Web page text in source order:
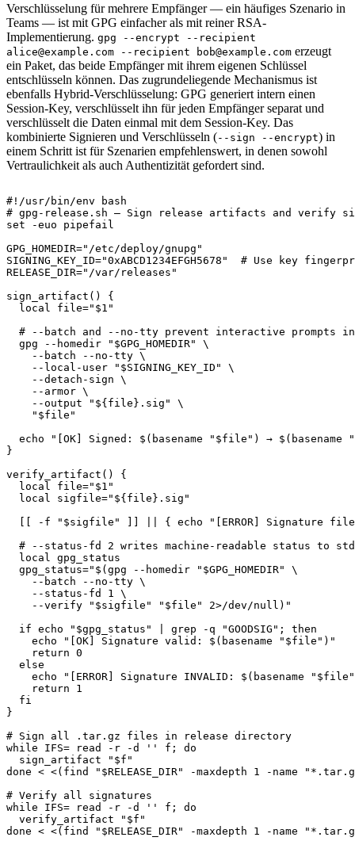
Verschlüsselung für mehrere Empfänger — ein häufiges Szenario in
Teams — ist mit GPG einfacher als mit reiner RSA-
Implementierung. gpg --encrypt --recipient
alice@example.com --recipient bob@example.com erzeugt
ein Paket, das beide Empfänger mit ihrem eigenen Schlüssel
entschlüsseln können. Das zugrundeliegende Mechanismus ist
ebenfalls Hybrid-Verschlüsselung: GPG generiert intern einen
Session-Key, verschlüsselt ihn für jeden Empfänger separat und
verschlüsselt die Daten einmal mit dem Session-Key. Das
kombinierte Signieren und Verschlüsseln (--sign --encrypt) in
einem Schritt ist für Szenarien empfehlenswert, in denen sowohl
Vertraulichkeit als auch Authentizität gefordert sind.
#!/usr/bin/env bash
# gpg-release.sh — Sign release artifacts and verify
set
-euo pipefail
GPG_HOMEDIR="/etc/deploy/gnupg"
SIGNING_KEY_ID="0xABCD1234EFGH5678"
# Use key
RELEASE_DIR="/var/releases"
sign_artifact ( )
{
local
file=" $1 "
# --batch and --no-tty prevent interactive prompts
  gpg
--homedir " $GPG_HOMEDIR"
\
--batch --no-tty \
    --local-user
" $SIGNING_KEY_ID "
\
    --detach-sign
\
--armor \
--output
" ${file} .sig"
\
" $file "
echo
"[OK] Signed: $( basename " $file " ) → $( basename
"
}
verify_artifact ( )
{
local
file=" $1 "
local
sigfile=" ${file} .sig"
-f " $sigfile " { echo
"[ERROR] Signature
# --status-fd 2 writes machine-readable status to
local gpg_status
gpg_status=" $( gpg --homedir " $GPG_HOMEDIR"
\
--batch --no-tty \
    --status-fd
1 \
--verify
" $sigfile " " $file " 2>/dev/null ) "
if echo " $gpg_status " grep -q "GOODSIG" ;
then
echo
"[OK] Signature valid: $( basename " $file " ) "
return 0
else
echo
"[ERROR] Signature INVALID: $( basename " $file "
return
1
fi
}
# Sign all .tar.gz files in release directory
while
IFS= read -r -d '' f ;
do
  sign_artifact
" $f "
done < <( find " $RELEASE_DIR" -maxdepth 1 -name
# Verify all signatures
while
IFS= read -r -d '' f ;
do
  verify_artifact
" $f "
done < <( find " $RELEASE_DIR" -maxdepth 1 -name